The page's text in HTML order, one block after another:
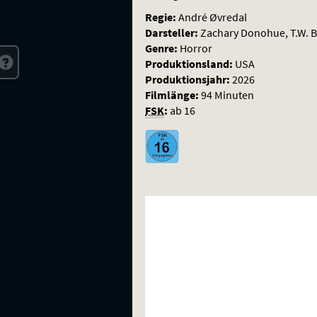
Regie: André Øvredal
Darsteller: Zachary Donohue, T.W.
Genre: Horror
Produktionsland: USA
Produktionsjahr: 2026
Filmlänge: 94 Minuten
FSK: ab 16